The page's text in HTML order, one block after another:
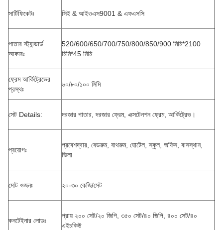
সার্টিফিকেটঃ সিই & আইওএস9001 & এফএসসি
পাতার স্ট্যান্ডার্ড
আকারঃ
520/600/650/700/750/800/850/900 মিমি*2100
মিমি*45 মিমি
ফ্রেম আর্কিট্রেভের
প্রস্থঃ
৬০/৮০/১০০ মিমি
সেট Details: দরজার পাতার, দরজার ফ্রেম, এক্সটেনশন ফ্রেম, আর্কিট্রেভ।
প্রয়োগঃ
প্রবেশদ্বার, বেডরুম, বাথরুম, হোটেল, স্কুল, অফিস, বাসস্থান,
ভিলা
মোট ওজনঃ ২০-৩০ কেজি/সেট
কনটেইনার লোডঃ
প্রায় ২০০ সেট/২০ জিপি, ৩৫০ সেট/৪০ জিপি, ৪০০ সেট/৪০
এইচকিউ